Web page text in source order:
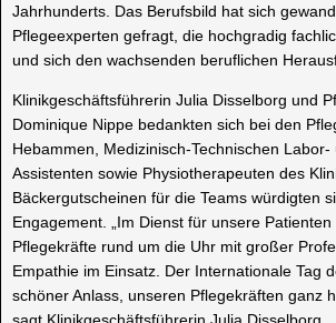
Jahrhunderts. Das Berufsbild hat sich
Pflegeexperten gefragt, die hochgradig
und sich den wachsenden beruflichen
Klinikgeschäftsführerin Julia Disselborg und
Dominique Nippe bedankten sich bei den
Hebammen, Medizinisch-Technischen Labor-
Assistenten sowie Physiotherapeuten des
Bäckergutscheinen für die Teams würdigten
Engagement. „Im Dienst für unsere
Pflegekräfte rund um die Uhr mit großer
Empathie im Einsatz. Der Internationale Tag
schöner Anlass, unseren Pflegekräften ganz
sagt Klinikgeschäftsführerin Julia Disselborg.